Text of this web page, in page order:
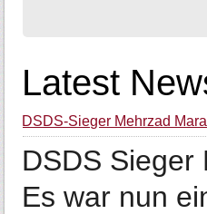
Latest
DSDS-Sieger Mehrzad
DSDS
Es war nun